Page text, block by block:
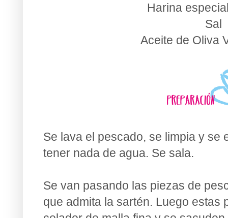
Harina
Sal
Aceite de Oliva
Se lava el pescado, se limpia y se
tener nada de agua. Se sala.
Se van pasando las piezas de
que admita la sartén. Luego estas